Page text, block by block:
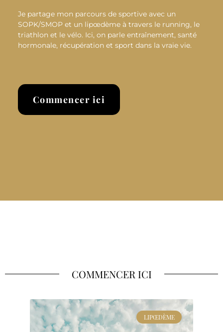
Je partage mon parcours de sportive avec un
SOPK/SMOP et un lipœdème à travers le running, le
triathlon et le vélo. Ici, on parle entraînement, santé
hormonale, récupération et sport dans la vraie vie.
Commencer ici
COMMENCER ICI
LIPŒDÈME